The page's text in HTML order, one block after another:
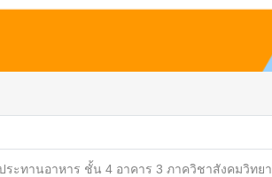
ระทานอาหาร ชั้น 4 อาคาร 3 ภาควิชาสังคมวิทยา